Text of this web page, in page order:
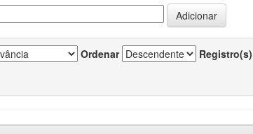
Ordenar Registro(s)